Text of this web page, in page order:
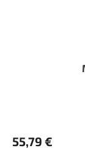
55,79 €